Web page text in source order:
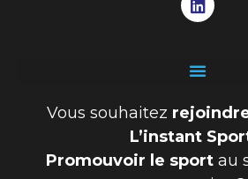
Vous souhaitez
L’instant
Promouvoir le sport au